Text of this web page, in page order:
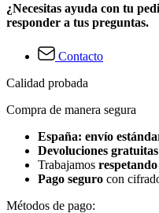
¿Necesitas ayuda con tu
responder a tus preguntas.
Contacto
Calidad probada
Compra de manera segura
España: envío
Devoluciones gratuitas
Trabajamos
Pago seguro con
Métodos de pago: